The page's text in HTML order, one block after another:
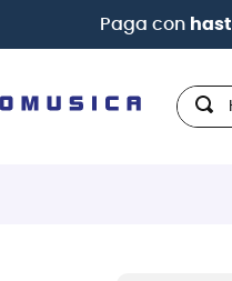
Paga con
Hola,